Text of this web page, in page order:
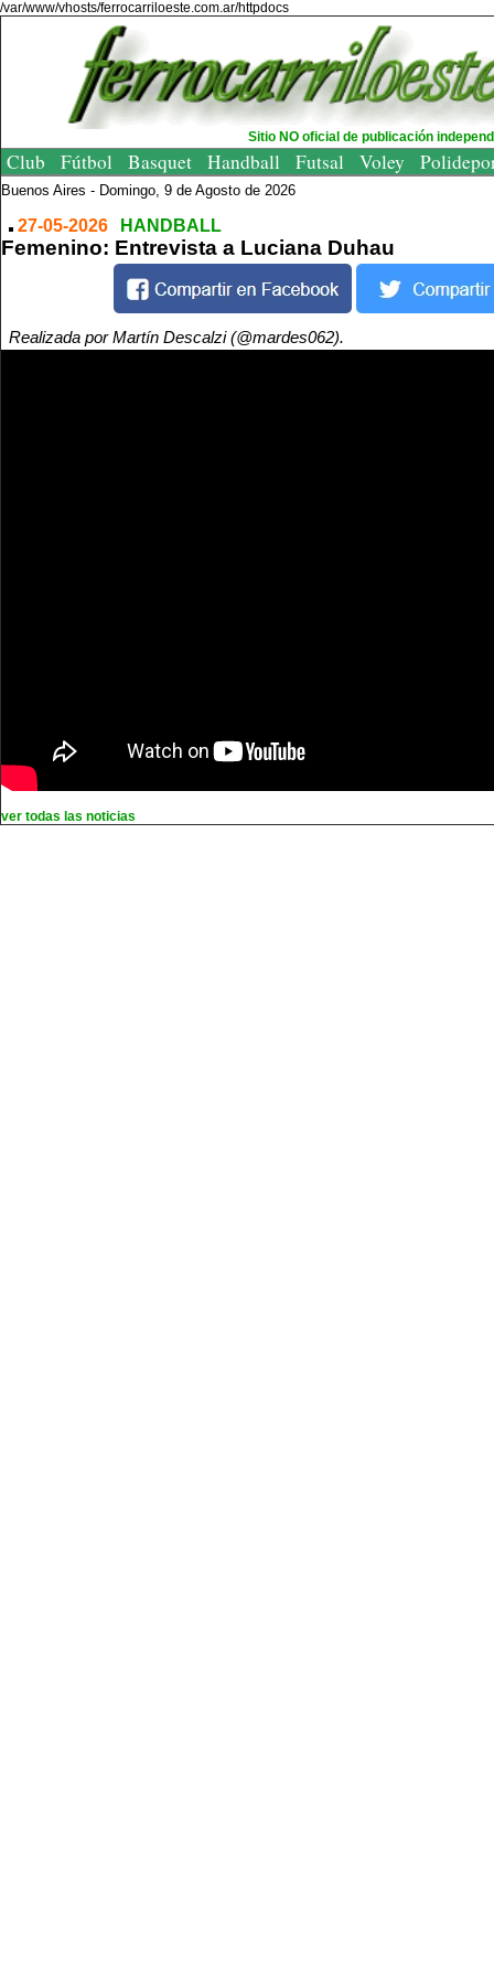
/var/www/vhosts/ferrocarriloeste.com.ar/httpdocs
Sitio NO oficial de publicación
Club Fútbol Basquet Handball Futsal Voley
Buenos Aires - Domingo, 9 de Agosto de 2026
27-05-2026 HANDBALL
Femenino: Entrevista a Luciana Duhau
Realizada por Martín Descalzi (@mardes062).
ver todas las noticias